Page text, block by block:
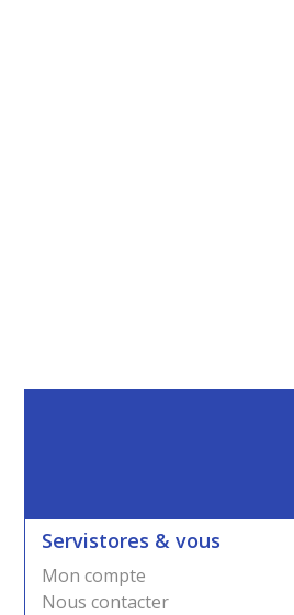
Servistores & vous
Mon compte
Nous contacter